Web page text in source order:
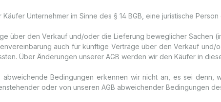
Unternehmer im Sinne des § 14 BGB, eine juristische
über den Verkauf und/oder die Lieferung beweglicher Sachen
auch für künftige Verträge über den Verkauf
Über Änderungen unserer AGB werden wir den Käufer in
Bedingungen erkennen wir nicht an, es sei denn,
oder von unseren AGB abweichender Bedingungen